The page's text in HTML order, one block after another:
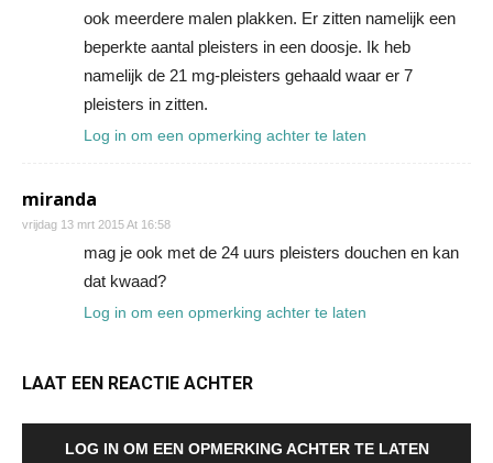
ook meerdere malen plakken. Er zitten namelijk een
beperkte aantal pleisters in een doosje. Ik heb
namelijk de 21 mg-pleisters gehaald waar er 7
pleisters in zitten.
Log in om een opmerking achter te laten
miranda
vrijdag 13 mrt 2015 At 16:58
mag je ook met de 24 uurs pleisters douchen en kan
dat kwaad?
Log in om een opmerking achter te laten
LAAT EEN REACTIE ACHTER
LOG IN OM EEN OPMERKING ACHTER TE LATEN